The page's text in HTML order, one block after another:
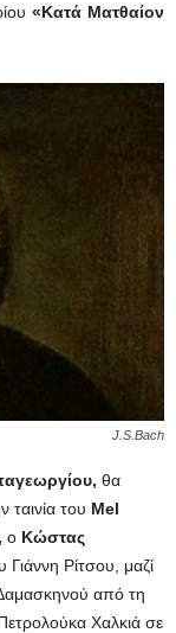
«Κατά Ματθαίον
J.S.Bach
θα
ταινία του Mel
ο Κώστας
Γιάννη Ρίτσου, μαζί
Δαμασκηνού από τη
Χαλκιά σε